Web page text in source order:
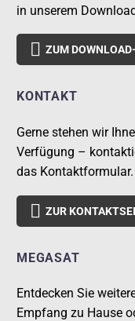
in unserem
 ZUM
KONTAKT
Gerne stehen wir
Verfügung –
das Kontaktformular.
 ZUR
MEGASAT
Entdecken Sie
Empfang zu Hause